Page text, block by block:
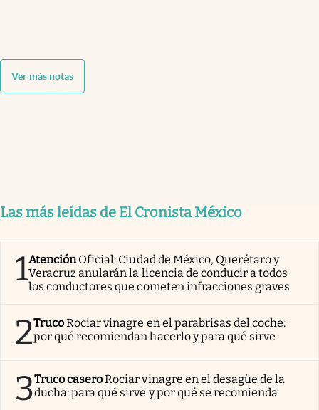
Ver más notas
Las más leídas de El Cronista México
1AtenciónOficial: Ciudad de México, Querétaro y
Veracruz anularán la licencia de conducir a todos
los conductores que cometen infracciones graves
2TrucoRociar vinagre en el parabrisas del coche:
por qué recomiendan hacerlo y para qué sirve
3Truco caseroRociar vinagre en el desagüe de la
ducha: para qué sirve y por qué se recomienda